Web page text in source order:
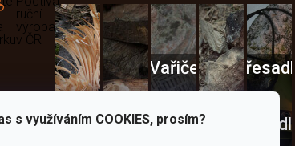
s využíváním COOKIES, prosím?
ruční
výroba
v ČR
NožeSekery
Vařiče
a
kartušeNádobí
Křesadla
a
škrtadla